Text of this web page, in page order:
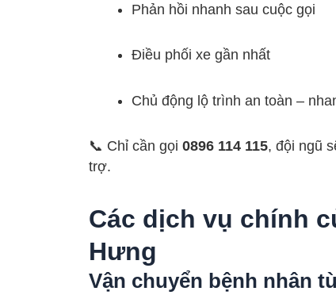
Phản hồi nhanh sau cuộc gọi
Điều phối xe gần nhất
Chủ động lộ trình an toàn –
📞 Chỉ cần gọi 0896 114 115, đội ngũ
trợ.
Các dịch vụ chính
Hưng
Vận chuyển bệnh nhân